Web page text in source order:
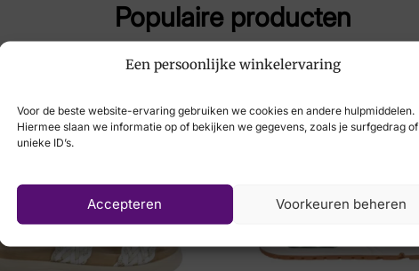
Een persoonlijke winkelervaring
Voor de beste website-ervaring gebruiken we cookies en andere hulpmiddelen.
Hiermee slaan we informatie op of bekijken we gegevens, zoals je surfgedrag of
unieke ID’s.
Accepteren Voorkeuren beheren
Populaire producten
-29%